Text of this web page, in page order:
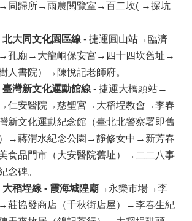
同歸所→雨農閱覽室→百二坎( →探坑
北大同文化園區線 - 捷運圓山站→臨濟
孔廟→大龍峒保安宮→四十四坎舊址→
人書院）→陳悅記老師府。
臺灣新文化運動館線 - 捷運大橋頭站→
仁安醫院→慈聖宮→大稻埕教會→李春
新文化運動紀念館（臺北北警察署即舊
→蔣渭水紀念公園→靜修女中→新芳春
食品門市（大安醫院舊址）→二二八事
念碑。
大稻埕線 - 霞海城隍廟→永樂市場→李
莊協發商店（千秋街店屋）→李春生紀